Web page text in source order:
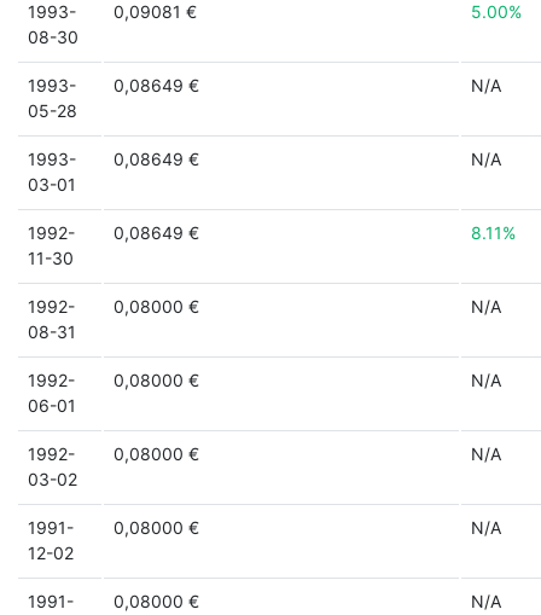
1993-
08-30
0,09081 € 5.00%
1993-
05-28
0,08649 € N/A
1993-
03-01
0,08649 € N/A
1992-
11-30
0,08649 € 8.11%
1992-
08-31
0,08000 € N/A
1992-
06-01
0,08000 € N/A
1992-
03-02
0,08000 € N/A
1991-
12-02
0,08000 € N/A
1991-
0,08000 € N/A